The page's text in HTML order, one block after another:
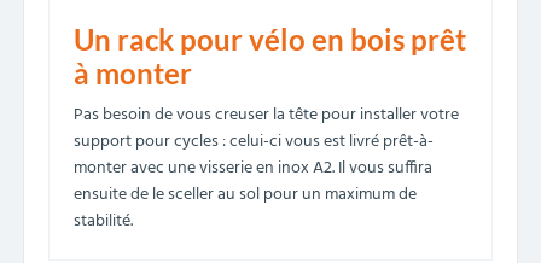
Un rack pour vélo en bois prêt
à monter
Pas besoin de vous creuser la tête pour installer votre
support pour cycles : celui-ci vous est livré prêt-à-
monter avec une visserie en inox A2. Il vous suffira
ensuite de le sceller au sol pour un maximum de
stabilité.